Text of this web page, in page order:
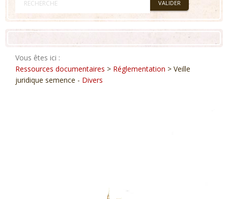
Vous êtes ici :
Ressources documentaires > Réglementation > Veille
juridique semence - Divers